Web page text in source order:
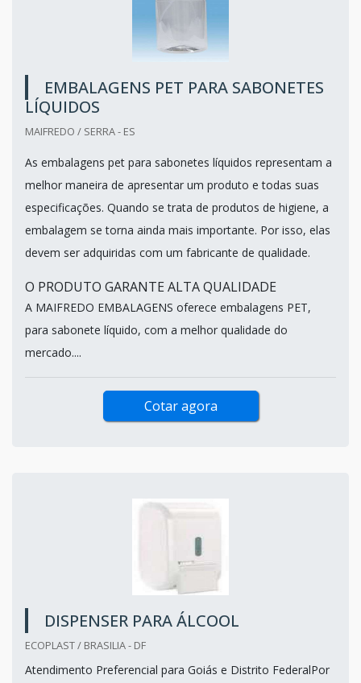
EMBALAGENS PET PARA SABONETES
LÍQUIDOS
MAIFREDO / SERRA - ES
As embalagens pet para sabonetes líquidos representam a
melhor maneira de apresentar um produto e todas suas
especificações. Quando se trata de produtos de higiene, a
embalagem se torna ainda mais importante. Por isso, elas
devem ser adquiridas com um fabricante de qualidade.
O PRODUTO GARANTE ALTA QUALIDADE
A MAIFREDO EMBALAGENS oferece embalagens PET,
para sabonete líquido, com a melhor qualidade do
mercado....
Cotar agora
DISPENSER PARA ÁLCOOL
ECOPLAST / BRASILIA - DF
Atendimento Preferencial para Goiás e Distrito FederalPor